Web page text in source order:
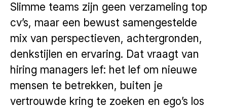
Slimme teams zijn geen verzameling top
cv’s, maar een bewust samengestelde
mix van perspectieven, achtergronden,
denkstijlen en ervaring. Dat vraagt van
hiring managers lef: het lef om nieuwe
mensen te betrekken, buiten je
vertrouwde kring te zoeken en ego’s los